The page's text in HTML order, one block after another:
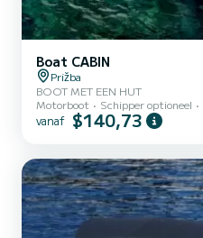
Boat CABIN
Prižba
BOOT MET EEN HUT
Motorboot
Schipper optioneel
vanaf $140,73